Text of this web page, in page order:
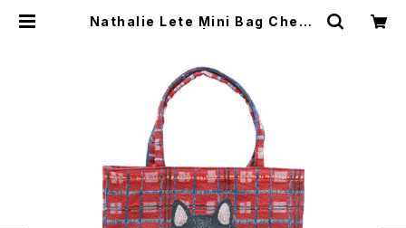
Nathalie Lete Mini Bag Check
ん フルネノネコ